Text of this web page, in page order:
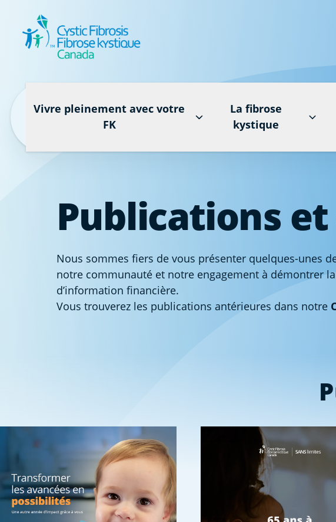
Vivre pleinement avec votre
FK
La fibrose
kystique
Publications
Nous sommes fiers de vous présenter quelques-unes
notre communauté et notre engagement à démontrer
d’information financière.
Vous trouverez les publications antérieures dans notre